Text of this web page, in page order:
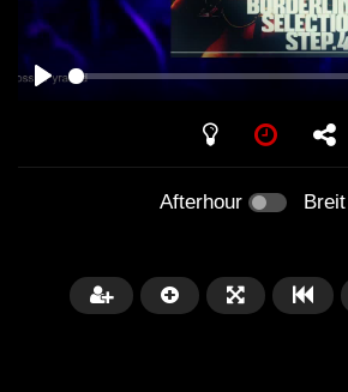
Afterhour Breit